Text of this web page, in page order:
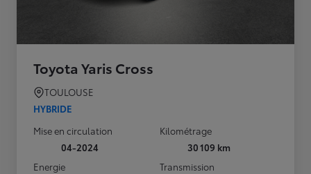
Toyota Yaris Cross
TOULOUSE
HYBRIDE
Mise en circulation
04-2024
Kilométrage
30 109 km
Energie
Transmission